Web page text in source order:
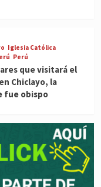
Iglesia Católica
Perú
que visitará el
Chiclayo, la
fue obispo